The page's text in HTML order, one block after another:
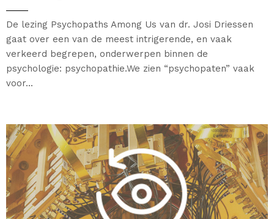
De lezing Psychopaths Among Us van dr. Josi Driessen
gaat over een van de meest intrigerende, en vaak
verkeerd begrepen, onderwerpen binnen de
psychologie: psychopathie.We zien “psychopaten” vaak
voor...